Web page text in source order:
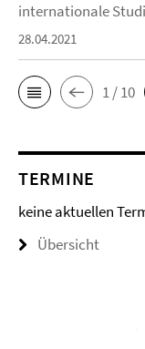
internationale
28.04.2021
1 / 10
TERMINE
keine aktuellen
Übersicht